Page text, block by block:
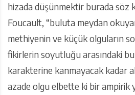
hizada düşünmektir burada söz
Foucault, “buluta meydan
methiyenin ve küçük olguların
fikirlerin soyutluğu arasındaki bu
karakterine kanmayacak kadar
azade olgu elbette ki bir ampirik